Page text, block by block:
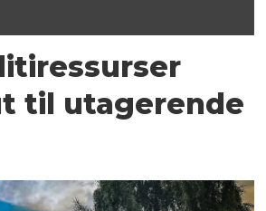
til utagerende